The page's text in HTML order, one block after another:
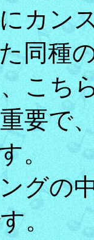
カン
同種
こち
要で
。
グの
。